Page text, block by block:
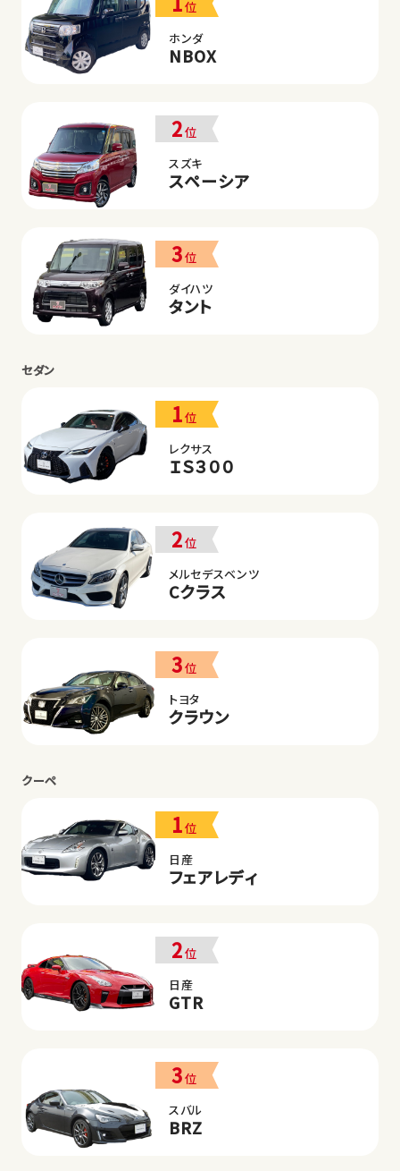
位
ホンダ
NBOX
2位
スズキ
スペーシア
3位
ダイハツ
タント
セダン
1位
レクサス
ＩＳ３００
2位
メルセデスベンツ
Cクラス
3位
トヨタ
クラウン
クーペ
1位
日産
フェアレディ
2位
日産
GTR
3位
スバル
BRZ